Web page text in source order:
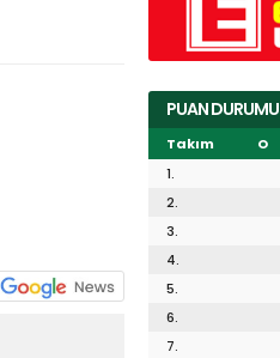
PUAN DURUMU
Takım O
1.
2.
3.
4.
5.
6.
7.